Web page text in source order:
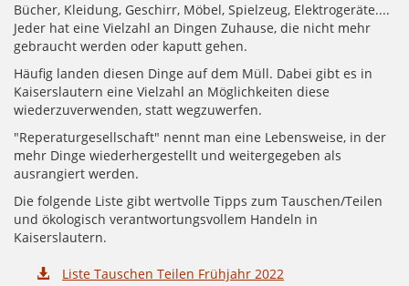
Bücher, Kleidung, Geschirr, Möbel, Spielzeug, Elektrogeräte....
Jeder hat eine Vielzahl an Dingen Zuhause, die nicht mehr
gebraucht werden oder kaputt gehen.
Häufig landen diesen Dinge auf dem Müll. Dabei gibt es in
Kaiserslautern eine Vielzahl an Möglichkeiten diese
wiederzuverwenden, statt wegzuwerfen.
"Reperaturgesellschaft" nennt man eine Lebensweise, in der
mehr Dinge wiederhergestellt und weitergegeben als
ausrangiert werden.
Die folgende Liste gibt wertvolle Tipps zum Tauschen/Teilen
und ökologisch verantwortungsvollem Handeln in
Kaiserslautern.
Liste Tauschen Teilen Frühjahr 2022